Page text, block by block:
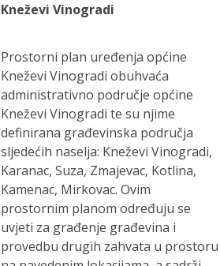
Kneževi Vinogradi
Prostorni plan uređenja općine
Kneževi Vinogradi obuhvaća
administrativno područje općine
Kneževi Vinogradi te su njime
definirana građevinska područja
sljedećih naselja: Kneževi Vinogradi,
Karanac, Suza, Zmajevac, Kotlina,
Kamenac, Mirkovac. Ovim
prostornim planom određuju se
uvjeti za građenje građevina i
provedbu drugih zahvata u prostoru